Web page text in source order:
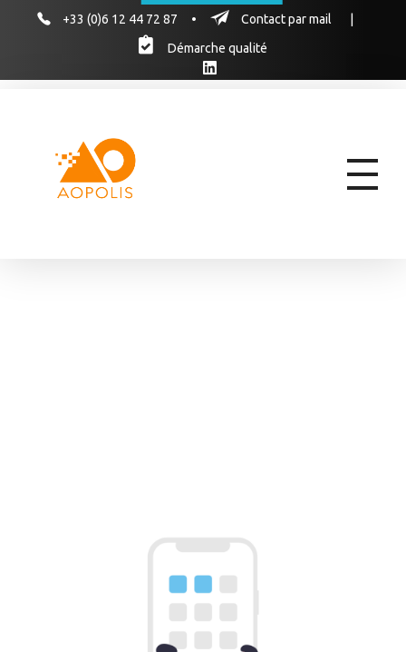
+33 (0)6 12 44 72 87 • Contact par mail |
Démarche qualité